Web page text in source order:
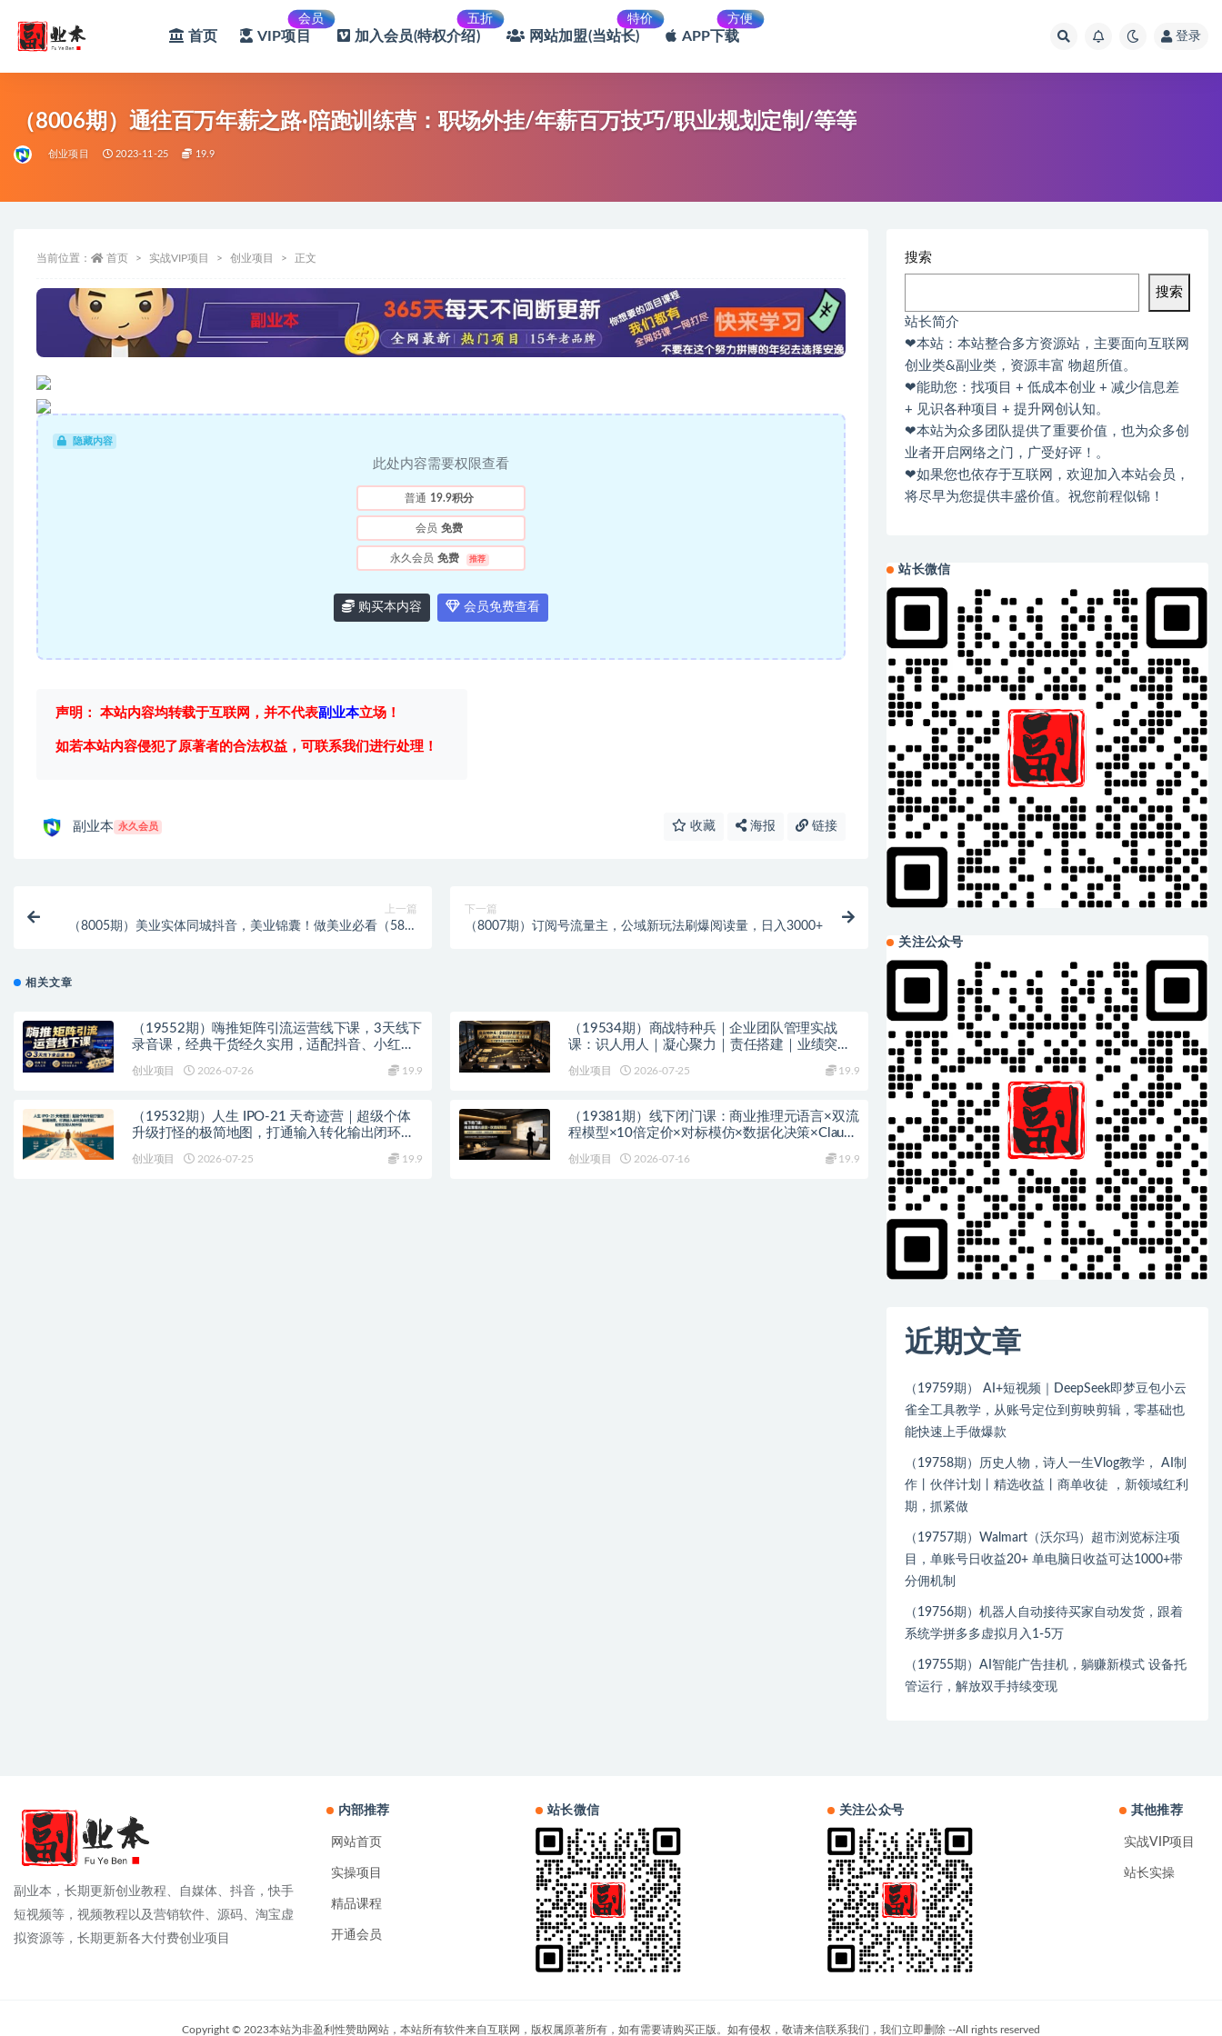
首页 VIP项目
会员
加入会员(特权介绍)
五折
网站加盟(当站长)
特价
APP下载
方便
登录
（8006期）通往百万年薪之路·陪跑训练营：职场外挂/年薪百万技巧/职业规划定制/等等
创业项目 2023-11-25 19.9
当前位置： 首页 实战VIP项目 创业项目 正文
隐藏内容
此处内容需要权限查看
普通 19.9积分
会员 免费
永久会员 免费 推荐
购买本内容 会员免费查看
声明： 本站内容均转载于互联网，并不代表副业本立场！
如若本站内容侵犯了原著者的合法权益，可联系我们进行处理！
副业本 永久会员 收藏 海报 链接
上一篇
（8005期）美业实体同城抖音，美业锦囊！做美业必看（58节
下一篇
（8007期）订阅号流量主，公域新玩法刷爆阅读量，日入3000+
相关文章
（19552期）嗨推矩阵引流运营线下课，3天线下
录音课，经典干货经久实用，适配抖音、小红书
创业项目 2026-07-26 19.9
（19534期）商战特种兵｜企业团队管理实战
课：识人用人｜凝心聚力｜责任搭建｜业绩突
创业项目 2026-07-25 19.9
（19532期）人生 IPO-21 天奇迹营｜超级个体
升级打怪的极简地图，打通输入转化输出闭环，
创业项目 2026-07-25 19.9
（19381期）线下闭门课：商业推理元语言×双流
程模型×10倍定价×对标模仿×数据化决策×Claude
创业项目 2026-07-16 19.9
搜索
搜索
站长简介
❤本站：本站整合多方资源站，主要面向互联网
创业类&副业类，资源丰富 物超所值。
❤能助您：找项目 + 低成本创业 + 减少信息差
+ 见识各种项目 + 提升网创认知。
❤本站为众多团队提供了重要价值，也为众多创
业者开启网络之门，广受好评！。
❤如果您也依存于互联网，欢迎加入本站会员，
将尽早为您提供丰盛价值。祝您前程似锦！
站长微信
关注公众号
近期文章
（19759期） AI+短视频｜DeepSeek即梦豆包小云
雀全工具教学，从账号定位到剪映剪辑，零基础也
能快速上手做爆款
（19758期）历史人物，诗人一生Vlog教学， AI制
作丨伙伴计划丨精选收益丨商单收徒 ，新领域红利
期，抓紧做
（19757期）Walmart（沃尔玛）超市浏览标注项
目，单账号日收益20+ 单电脑日收益可达1000+带
分佣机制
（19756期）机器人自动接待买家自动发货，跟着
系统学拼多多虚拟月入1-5万
（19755期）AI智能广告挂机，躺赚新模式 设备托
管运行，解放双手持续变现
副业本，长期更新创业教程、自媒体、抖音，快手
短视频等，视频教程以及营销软件、源码、淘宝虚
拟资源等，长期更新各大付费创业项目
内部推荐
网站首页
实操项目
精品课程
开通会员
站长微信 关注公众号 其他推荐
实战VIP项目
站长实操
Copyright © 2023本站为非盈利性赞助网站，本站所有软件来自互联网，版权属原著所有，如有需要请购买正版。如有侵权，敬请来信联系我们，我们立即删除 --All rights reserved